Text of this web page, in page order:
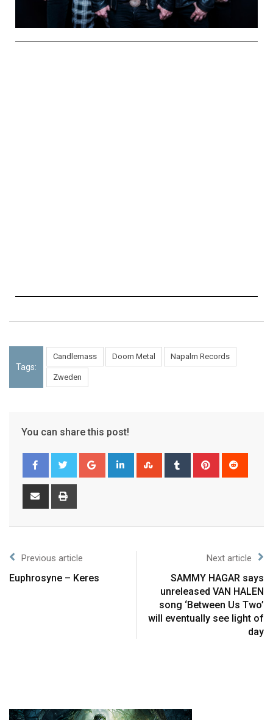
Tags:
Candlemass Doom Metal Napalm Records
Zweden
You can share this post!
Previous article
Euphrosyne – Keres
Next article
SAMMY HAGAR says
unreleased VAN HALEN
song ‘Between Us Two’
will eventually see light of
day